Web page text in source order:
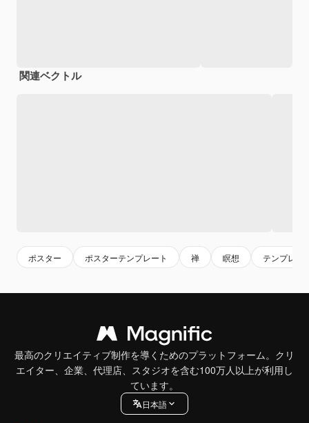
関連ベクトル
ポスター ポスターテンプレート 禅 瞑想 テンプレー
最高のクリエイティブ制作を導くためのプラットフォーム。クリ
エイター、企業、代理店、スタジオを含む100万人以上が利用し
ています。
日本語